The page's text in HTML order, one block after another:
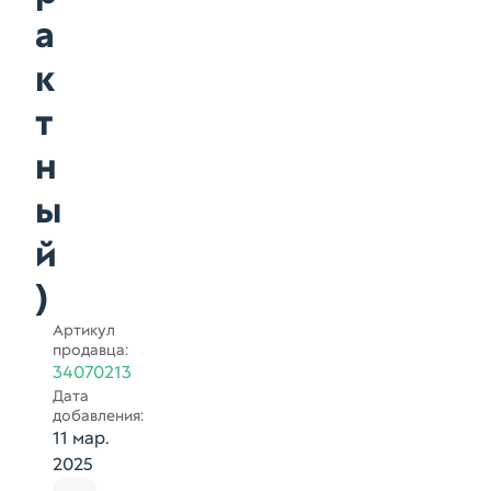
а
к
т
н
ы
й
)
Артикул
продавца:
34070213
Дата
добавления:
11 мар.
2025